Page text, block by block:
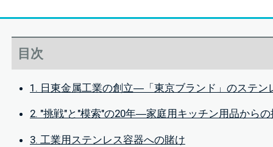
目次
1. 日東金属工業の創立―「東京ブランド」のステン
2. "挑戦"と"模索"の20年―家庭用キッチン用品からの
3. 工業用ステンレス容器への賭け